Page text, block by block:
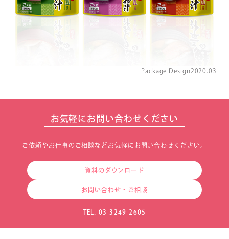
Package Design2020.03
お気軽にお問い合わせください
ご依頼やお仕事のご相談などお気軽にお問い合わせください。
資料のダウンロード
お問い合わせ・ご相談
TEL. 03-3249-2605